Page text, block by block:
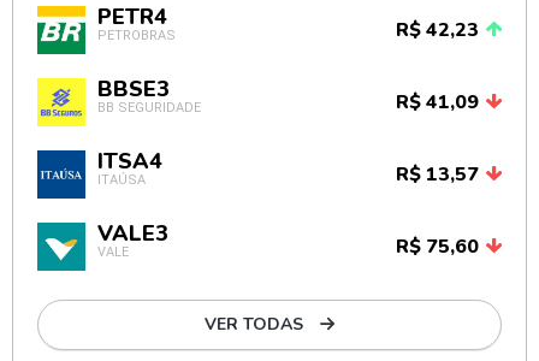
PETR4
PETROBRAS R$ 42,23
BBSE3
BB SEGURIDADE R$ 41,09
ITSA4
ITAÚSA R$ 13,57
VALE3
VALE R$ 75,60
VER TODAS